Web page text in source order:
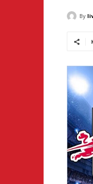
By